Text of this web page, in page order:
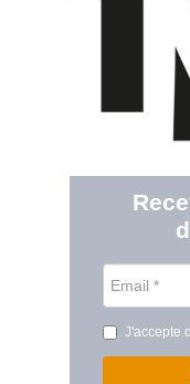
J'accepte